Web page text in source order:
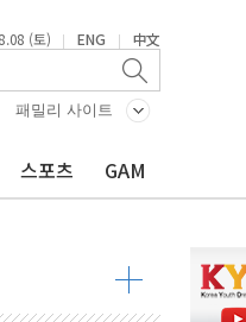
(토) | ENG | 中文
패밀리 사이트
스포츠 GAM